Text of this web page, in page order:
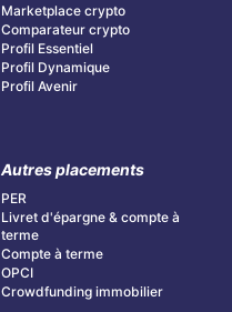
Marketplace crypto
Comparateur crypto
Profil Essentiel
Profil Dynamique
Profil Avenir
Autres placements
PER
Livret d'épargne & compte à
terme
Compte à terme
OPCI
Crowdfunding immobilier